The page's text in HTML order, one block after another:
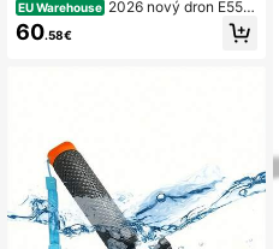
EU Warehouse 2026 nový dron E55AI
R s bezkartáčovým motorom a duáli
tou kamier, dron s diaľkovým ovlád
výkony, ktoré zvládne aj začiatoční
k, ideálny darček na Vianoce a Hall
oween
60.58€